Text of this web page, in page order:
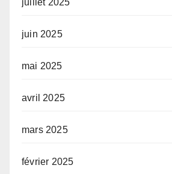
juillet 2025
juin 2025
mai 2025
avril 2025
mars 2025
février 2025